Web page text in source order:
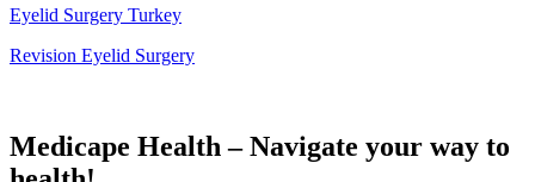
Eyelid Surgery Turkey
Revision Eyelid Surgery
Medicape Health – Navigate your way to